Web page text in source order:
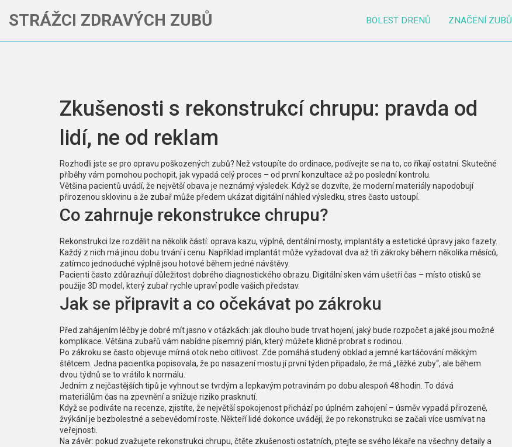
STRÁŽCI ZDRAVÝCH ZUBŮ BOLEST DRENŮ ZNAČENÍ ZUBŮ
Zkušenosti s rekonstrukcí chrupu: pravda od
lidí, ne od reklam
Rozhodli jste se pro opravu poškozených zubů? Než vstoupíte do ordinace, podívejte se na to, co říkají ostatní. Skutečné
příběhy vám pomohou pochopit, jak vypadá celý proces – od první konzultace až po poslední kontrolu.
Většina pacientů uvádí, že největší obava je neznámý výsledek. Když se dozvíte, že moderní materiály napodobují
přirozenou sklovinu a že zubař může předem ukázat digitální náhled výsledku, stres často ustoupí.
Co zahrnuje rekonstrukce chrupu?
Rekonstrukci lze rozdělit na několik částí: oprava kazu, výplně, dentální mosty, implantáty a estetické úpravy jako fazety.
Každý z nich má jinou dobu trvání i cenu. Například implantát může vyžadovat dva až tři zákroky během několika měsíců,
zatímco jednoduché výplně jsou hotové během jedné návštěvy.
Pacienti často zdůrazňují důležitost dobrého diagnostického obrazu. Digitální sken vám ušetří čas – místo otisků se
použije 3D model, který zubař rychle upraví podle vašich představ.
Jak se připravit a co očekávat po zákroku
Před zahájením léčby je dobré mít jasno v otázkách: jak dlouho bude trvat hojení, jaký bude rozpočet a jaké jsou možné
komplikace. Většina zubařů vám nabídne písemný plán, který můžete klidně probrat s rodinou.
Po zákroku se často objevuje mírná otok nebo citlivost. Zde pomáhá studený obklad a jemné kartáčování měkkým
štětcem. Jedna pacientka popisovala, že po nasazení mostu jí první týden připadalo, že má „těžké zuby“, ale během
dvou týdnů se to vrátilo k normálu.
Jedním z nejčastějších tipů je vyhnout se tvrdým a lepkavým potravinám po dobu alespoň 48 hodin. To dává
materiálům čas na zpevnění a snižuje riziko prasknutí.
Když se podíváte na recenze, zjistíte, že největší spokojenost přichází po úplném zahojení – úsměv vypadá přirozeně,
žvýkání je bezbolestné a sebevědomí roste. Někteří lidé dokonce uvádějí, že po rekonstrukci se začali více usmívat na
veřejnosti.
Na závěr: pokud zvažujete rekonstrukci chrupu, čtěte zkušenosti ostatních, ptejte se svého lékaře na všechny detaily a